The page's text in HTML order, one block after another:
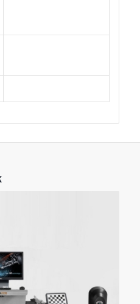
egyszerű,
távirányító segítségével